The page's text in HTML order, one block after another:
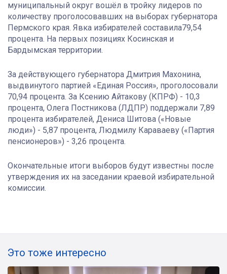
муниципальный округ вошёл в тройку лидеров по
количеству проголосовавших на выборах губернатора
Пермского края. Явка избирателей составила79,54
процента. На первых позициях Косинская и
Бардымская территории.
За действующего губернатора Дмитрия Махонина,
выдвинутого партией «Единая Россия», проголосовали
70,94 процента. За Ксению Айтакову (КПРФ) - 10,3
процента, Олега Постникова (ЛДПР) поддержали 7,89
процента избирателей, Дениса Шитова («Новые
люди») - 5,87 процента, Людмилу Караваеву («Партия
пенсионеров») - 3,26 процента.
Окончательные итоги выборов будут известны после
утверждения их на заседании краевой избирательной
комиссии.
Это тоже интересно